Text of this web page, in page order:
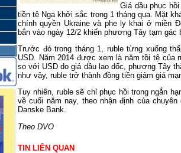
Giá dầu phục
tiền tệ Nga khởi sắc trong 1 tháng qua. Mặt
chính quyền Ukraine và phe ly khai ở miền
bắn vào ngày 12/2 khiến phương Tây tạm
Trước đó trong tháng 1, ruble từng xuống
USD. Năm 2014 được xem là năm tồi tệ của
so với USD do giá dầu lao dốc, phương Tây
như vậy, ruble trở thành đồng tiền giảm giá
Tuy nhiên, ruble sẽ chỉ phục hồi trong ngắn
về cuối năm nay, theo nhận định của
Danske Bank.
Theo DVO
TIN LIÊN QUAN